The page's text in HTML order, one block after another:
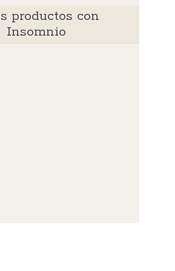
productos con
Insomnio